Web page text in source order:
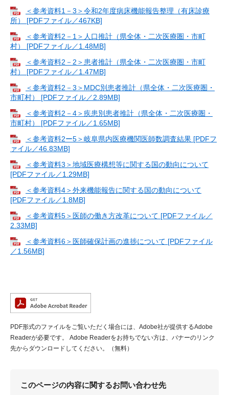
＜参考資料1－3＞令和2年度病床機能報告整理（有床診療
所） [PDFファイル／467KB]
＜参考資料2－1＞人口推計（県全体・二次医療圏・市町
村） [PDFファイル／1.48MB]
＜参考資料2－2＞患者推計（県全体・二次医療圏・市町
村） [PDFファイル／1.47MB]
＜参考資料2－3＞MDC別患者推計（県全体・二次医療圏・
市町村） [PDFファイル／2.89MB]
＜参考資料2－4＞疾患別患者推計（県全体・二次医療圏・
市町村） [PDFファイル／1.65MB]
＜参考資料2ー5＞岐阜県内医療機関医師数調査結果 [PDFフ
ァイル／46.83MB]
＜参考資料3＞地域医療構想等に関する国の動向について
[PDFファイル／1.29MB]
＜参考資料4＞外来機能報告に関する国の動向について
[PDFファイル／1.8MB]
＜参考資料5＞医師の働き方改革について [PDFファイル／
2.33MB]
＜参考資料6＞医師確保計画の進捗について [PDFファイル
／1.56MB]
PDF形式のファイルをご覧いただく場合には、Adobe社が提供するAdobe
Readerが必要です。
Adobe Readerをお持ちでない方は、バナーのリンク
先からダウンロードしてください。（無料）
このページの内容に関するお問い合わせ先